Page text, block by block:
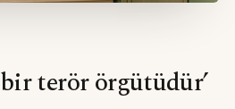
terör örgütüdür’